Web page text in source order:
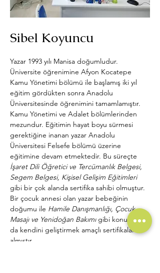
Sibel Koyuncu
Yazar 1993 yılı Manisa doğumludur.
Üniversite öğrenimine Afyon Kocatepe
Kamu Yönetimi bölümü ile başlamış iki yıl
eğitim gördükten sonra Anadolu
Üniversitesinde öğrenimini tamamlamıştır.
Kamu Yönetimi ve Adalet bölümlerinden
mezundur. Eğitimin hayat boyu sürmesi
gerektiğine inanan yazar Anadolu
Üniversitesi Felsefe bölümü üzerine
eğitimine devam etmektedir. Bu süreçte
İşaret Dili Öğretici ve Tercümanlık Belgesi,
Segem Belgesi, Kişisel Gelişim Eğitimleri
gibi bir çok alanda sertifika sahibi olmuştur.
Bir çocuk annesi olan yazar bebeğinin
doğumu ile Hamile Danışmanlığı, Çocuk
Masajı ve Yenidoğan Bakımı gibi konularda
da kendini geliştirmek amaçlı sertifikalar
almıştır.